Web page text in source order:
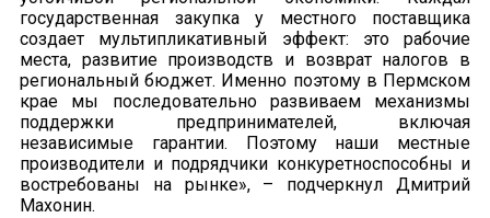
государственная закупка у местного поставщика
создает мультипликативный эффект: это рабочие
места, развитие производств и возврат налогов в
региональный бюджет. Именно поэтому в Пермском
крае мы последовательно развиваем механизмы
поддержки предпринимателей, включая
независимые гарантии. Поэтому наши местные
производители и подрядчики конкуретноспособны и
востребованы на рынке», – подчеркнул Дмитрий
Махонин.